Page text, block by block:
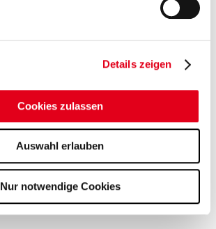
Details zeigen
Cookies zulassen
Auswahl erlauben
Nur notwendige Cookies